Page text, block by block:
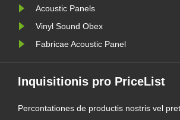
Acoustic Panels
Vinyl Sound Obex
Fabricae Acoustic Panel
Inquisitionis pro PriceList
Percontationes de productis nostris vel